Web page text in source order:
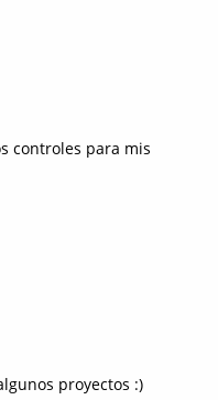
controles para mis
proyectos :)